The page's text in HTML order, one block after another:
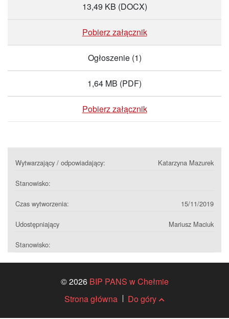
13,49 KB (DOCX)
Pobierz załącznik
Ogłoszenie (1)
1,64 MB (PDF)
Pobierz załącznik
Wytwarzający / odpowiadający: Katarzyna Mazurek
Stanowisko:
Czas wytworzenia: 15/11/2019
Udostępniający Mariusz Maciuk
Stanowisko:
© 2026 BIP PANS w Chełmie
Strona główna
Do góry